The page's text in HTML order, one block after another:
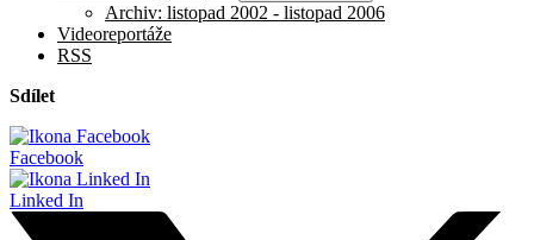
Archiv: listopad 2002 - listopad 2006
Videoreportáže
RSS
Sdílet
Facebook
Linked In